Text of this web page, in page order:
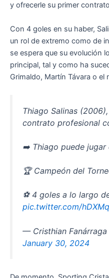
y ofrecerle su primer
Con 4 goles en su haber,
un rol de extremo como de
se espera que su evolución
principal, tal y como ha
Grimaldo, Martín Távara o el
Thiago Salinas
contrato profesional
➡️ Thiago puede jugar
🏆 Campeón del
⚽️ 4 goles a lo largo
pic.twitter.com/
— Cristhian Fanárraga
January 30, 2024